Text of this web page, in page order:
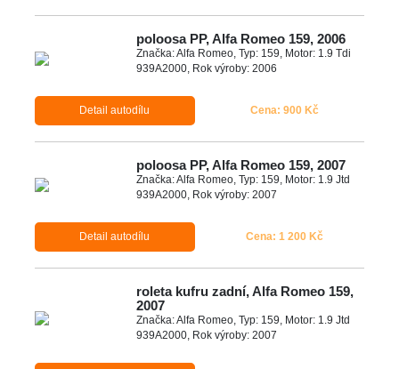
poloosa PP, Alfa Romeo 159, 2006
Značka: Alfa Romeo, Typ: 159, Motor: 1.9 Tdi
939A2000, Rok výroby: 2006
Detail autodílu Cena: 900 Kč
poloosa PP, Alfa Romeo 159, 2007
Značka: Alfa Romeo, Typ: 159, Motor: 1.9 Jtd
939A2000, Rok výroby: 2007
Detail autodílu Cena: 1 200 Kč
roleta kufru zadní, Alfa Romeo 159,
2007
Značka: Alfa Romeo, Typ: 159, Motor: 1.9 Jtd
939A2000, Rok výroby: 2007